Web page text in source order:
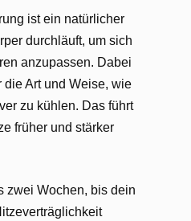
ist ein natürlicher
durchläuft, um sich
anzupassen. Dabei
Art und Weise, wie
zu kühlen. Das führt
früher und stärker
zwei Wochen, bis dein